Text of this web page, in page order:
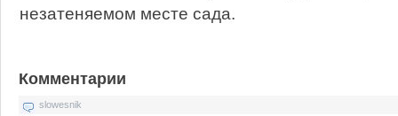
незатеняемом месте сада.
Комментарии
slowesnik